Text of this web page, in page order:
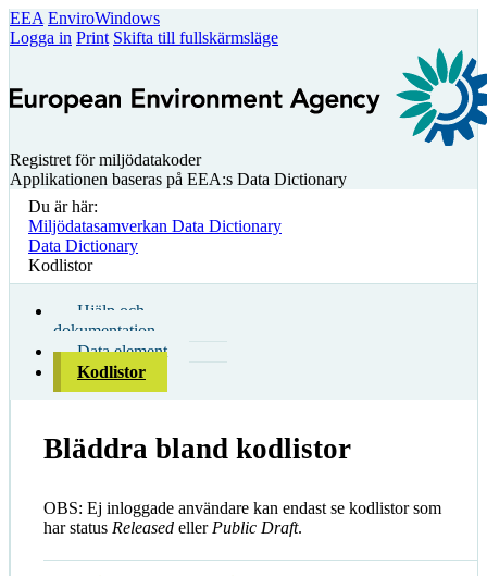
EEA EnviroWindows
Logga in Print Skifta till fullskärmsläge
Registret för miljödatakoder
Applikationen baseras på EEA:s Data Dictionary
Du är här:
Miljödatasamverkan Data Dictionary
Data Dictionary
Kodlistor
Hjälp och
dokumentation
Data element
Kodlistor
Bläddra bland kodlistor
OBS: Ej inloggade användare kan endast se kodlistor som
har status Released eller Public Draft.